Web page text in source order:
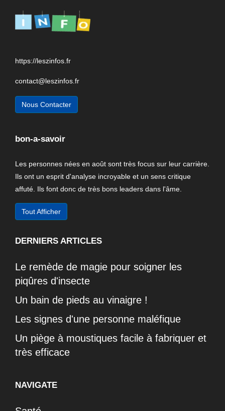
https://leszinfos.fr
contact@leszinfos.fr
Nous Contacter
bon-a-savoir
Les personnes nées en août sont très focus sur leur carrière.
Ils ont un esprit d'analyse incroyable et un sens critique
affuté. Ils font donc de très bons leaders dans l'âme.
Tout Afficher
DERNIERS ARTICLES
Le remède de magie pour soigner les
piqûres d'insecte
Un bain de pieds au vinaigre !
Les signes d'une personne maléfique
Un piège à moustiques facile à fabriquer et
très efficace
NAVIGATE